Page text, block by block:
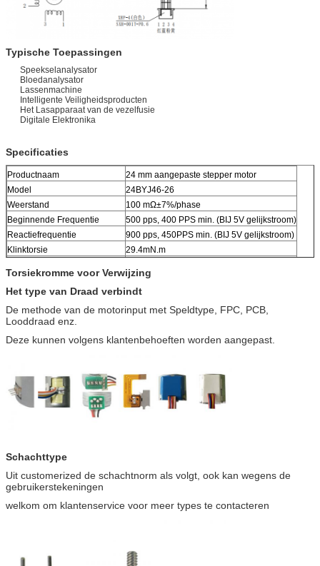
Typische Toepassingen
Speekselanalysator
Bloedanalysator
Lassenmachine
Intelligente Veiligheidsproducten
Het Lasapparaat van de vezelfusie
Digitale Elektronika
Specificaties
Productnaam
24 mm aangepaste stepper motor
Model
24BYJ46-26
Weerstand
100 mΩ±7%/phase
Beginnende Frequentie
500 pps, 400 PPS min. (BIJ 5V gelijkstroom)
Reactiefrequentie
900 pps, 450PPS min. (BIJ 5V gelijkstroom)
Klinktorsie
29.4mN.m
OEM & ODM DE DIENST
BESCHIKBAAR
Torsiekromme voor Verwijzing
Het type van Draad verbindt
De methode van de motorinput met Speldtype, FPC, PCB,
Looddraad enz.
Deze kunnen volgens klantenbehoeften worden aangepast.
Schachttype
Uit customerized de schachtnorm als volgt, ook kan wegens de
gebruikerstekeningen
welkom om klantenservice voor meer types te contacteren